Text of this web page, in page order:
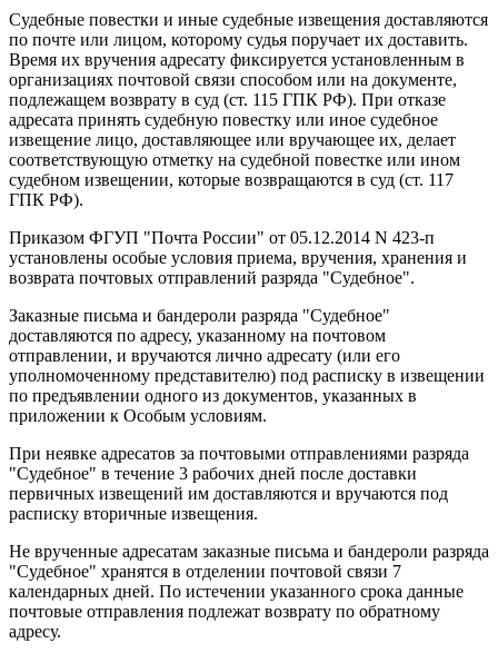
Судебные повестки и иные судебные извещения доставляются
по почте или лицом, которому судья поручает их доставить.
Время их вручения адресату фиксируется установленным в
организациях почтовой связи способом или на документе,
подлежащем возврату в суд (ст. 115 ГПК РФ). При отказе
адресата принять судебную повестку или иное судебное
извещение лицо, доставляющее или вручающее их, делает
соответствующую отметку на судебной повестке или ином
судебном извещении, которые возвращаются в суд (ст. 117
ГПК РФ).
Приказом ФГУП "Почта России" от 05.12.2014 N 423-п
установлены особые условия приема, вручения, хранения и
возврата почтовых отправлений разряда "Судебное".
Заказные письма и бандероли разряда "Судебное"
доставляются по адресу, указанному на почтовом
отправлении, и вручаются лично адресату (или его
уполномоченному представителю) под расписку в извещении
по предъявлении одного из документов, указанных в
приложении к Особым условиям.
При неявке адресатов за почтовыми отправлениями разряда
"Судебное" в течение 3 рабочих дней после доставки
первичных извещений им доставляются и вручаются под
расписку вторичные извещения.
Не врученные адресатам заказные письма и бандероли разряда
"Судебное" хранятся в отделении почтовой связи 7
календарных дней. По истечении указанного срока данные
почтовые отправления подлежат возврату по обратному
адресу.